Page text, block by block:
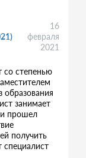
16
февраля
2021
со степенью
образования
занимает
и прошел
получить
специалист